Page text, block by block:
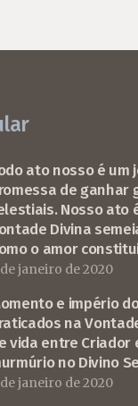
ato nosso é um
de ganhar
Nosso ato
Divina
o amor
janeiro de 2020
e império
na
vida entre Criador
no Divino
janeiro de 2020